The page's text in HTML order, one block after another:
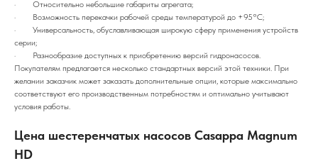
· Относительно небольшие габариты агрегата;
· Возможность перекачки рабочей среды температурой до +95°С;
· Универсальность, обуславливающая широкую сферу применения устройств
серии;
· Разнообразие доступных к приобретению версий гидронасосов.
Покупателям предлагается несколько стандартных версий этой техники. При
желании заказчик может заказать дополнительные опции, которые максимально
соответствуют его производственным потребностям и оптимально учитывают
условия работы.
Цена шестеренчатых насосов Casappa Magnum
HD